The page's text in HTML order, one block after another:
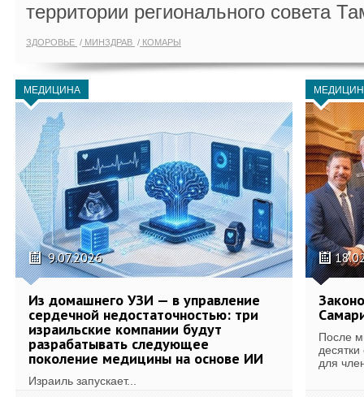
территории регионального совета
ЗДОРОВЬЕ МИНЗДРАВ КОМАРЫ
МЕДИЦИНА
9.07.2026
Из домашнего УЗИ — в управление
сердечной недостаточностью: три
израильские компании будут
разрабатывать следующее
поколение медицины на основе ИИ
Израиль запускает...
После
для